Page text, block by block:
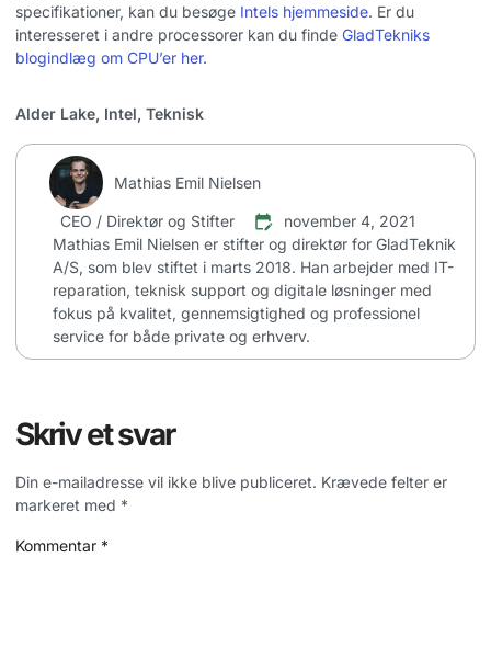
specifikationer, kan du besøge Intels hjemmeside. Er du
interesseret i andre processorer kan du finde GladTekniks
blogindlæg om CPU’er her.
Alder Lake, Intel, Teknisk
Mathias Emil Nielsen
CEO / Direktør og Stifter
november 4, 2021
Mathias Emil Nielsen er stifter og direktør for GladTeknik
A/S, som blev stiftet i marts 2018. Han arbejder med IT-
reparation, teknisk support og digitale løsninger med
fokus på kvalitet, gennemsigtighed og professionel
service for både private og erhverv.
Skriv et svar
Din e-mailadresse vil ikke blive publiceret. Krævede felter er
markeret med *
Kommentar *